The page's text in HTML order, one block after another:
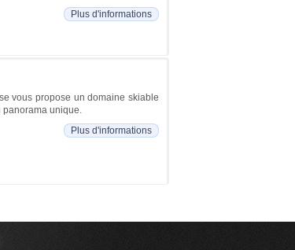
Plus d'informations
vous propose un domaine skiable
unique.
Plus d'informations